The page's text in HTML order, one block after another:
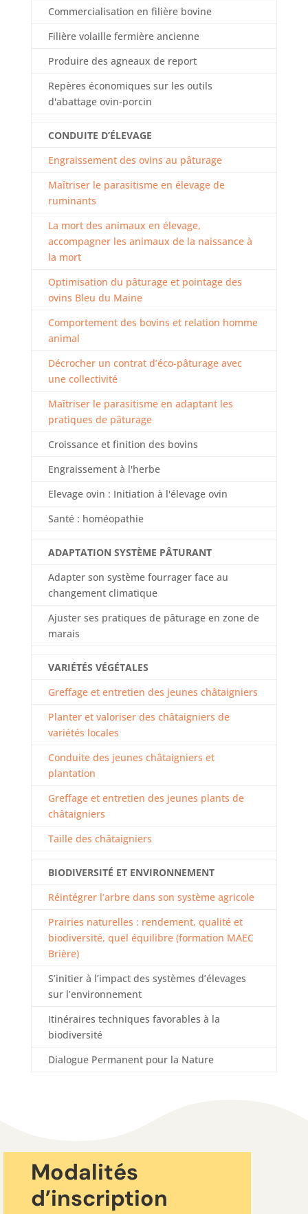
Commercialisation en filière bovine
Filière volaille fermière ancienne
Produire des agneaux de report
Repères économiques sur les outils
d'abattage ovin-porcin
CONDUITE D’ÉLEVAGE
Engraissement des ovins au pâturage
Maîtriser le parasitisme en élevage de
ruminants
La mort des animaux en élevage,
accompagner les animaux de la naissance à
la mort
Optimisation du pâturage et pointage des
ovins Bleu du Maine
Comportement des bovins et relation homme
animal
Décrocher un contrat d’éco-pâturage avec
une collectivité
Maîtriser le parasitisme en adaptant les
pratiques de pâturage
Croissance et finition des bovins
Engraissement à l'herbe
Elevage ovin : Initiation à l'élevage ovin
Santé : homéopathie
ADAPTATION SYSTÈME PÂTURANT
Adapter son système fourrager face au
changement climatique
Ajuster ses pratiques de pâturage en zone de
marais
VARIÉTÉS VÉGÉTALES
Greffage et entretien des jeunes châtaigniers
Planter et valoriser des châtaigniers de
variétés locales
Conduite des jeunes châtaigniers et
plantation
Greffage et entretien des jeunes plants de
châtaigniers
Taille des châtaigniers
BIODIVERSITÉ ET ENVIRONNEMENT
Réintégrer l’arbre dans son système agricole
Prairies naturelles : rendement, qualité et
biodiversité, quel équilibre (formation MAEC
Brière)
S’initier à l’impact des systèmes d’élevages
sur l’environnement
Itinéraires techniques favorables à la
biodiversité
Dialogue Permanent pour la Nature
Modalités
d’inscription